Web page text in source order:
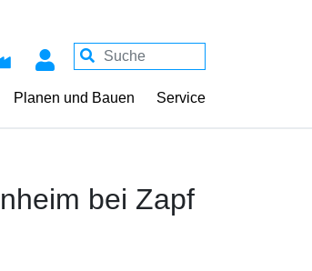
Planen und Bauen Service
bei Zapf